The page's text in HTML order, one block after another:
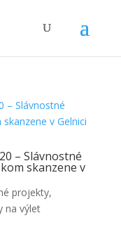
– Slávnostné
skanzene v
projekty,
na výlet